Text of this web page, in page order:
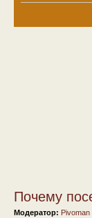
Почему
Модератор: Pivoman